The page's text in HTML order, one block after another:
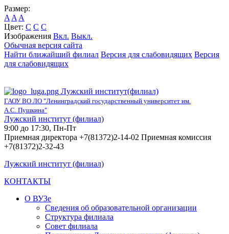
Размер:
A A A
Цвет: C C C
Изображения Вкл. Выкл.
Обычная версия сайта
Найти ближайший филиал Версия для слабовидящих Версия
для слабовидящих
Лужский институт(филиал)
ГАОУ ВО ЛО "Ленинградский государственный университет им.
А.С. Пушкина"
Лужский институт (филиал)
9:00 до 17:30, Пн-Пт
Приемная директора +7(81372)2-14-02 Приемная комиссия
+7(81372)2-32-43
Лужский институт (филиал)
КОНТАКТЫ
О ВУЗе
Сведения об образовательной организации
Структура филиала
Совет филиала